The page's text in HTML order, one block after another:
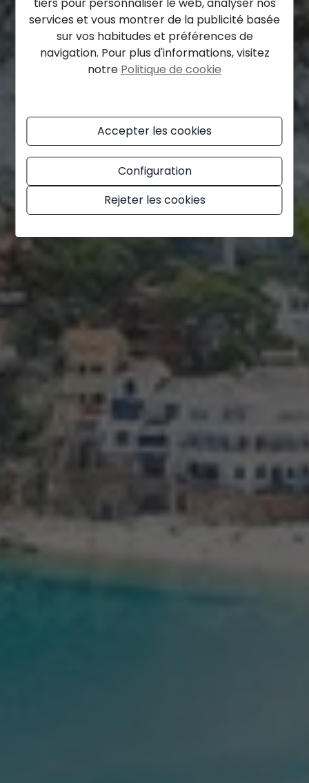
Plus d'une centaine
de propriétés à
vendre sur la Costa
Brava
En savoir plus
services et vous montrer de la publicité basée
sur vos habitudes et préférences de
navigation. Pour plus d'informations, visitez
notre Politique de cookie
Accepter les cookies
Configuration
Rejeter les cookies